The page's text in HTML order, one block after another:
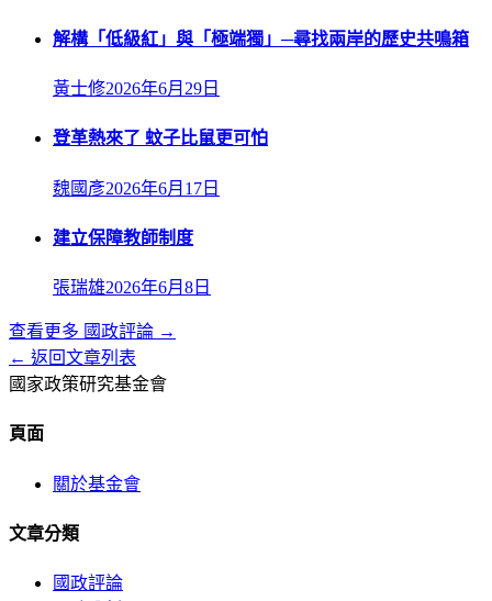
解構「低級紅」與「極端獨」─尋找兩岸的歷史共鳴箱
黃士修2026年6月29日
登革熱來了 蚊子比鼠更可怕
魏國彥2026年6月17日
建立保障教師制度
張瑞雄2026年6月8日
查看更多 國政評論 →
← 返回文章列表
國家政策研究基金會
頁面
關於基金會
文章分類
國政評論